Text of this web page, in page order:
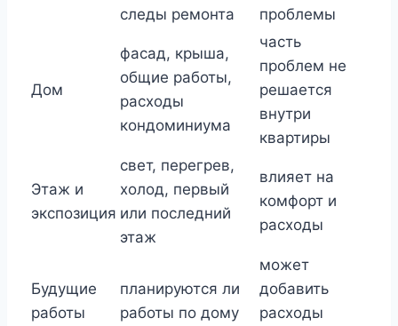
следы ремонта
проблемы
Дом
фасад, крыша,
общие работы,
расходы
кондоминиума
часть
проблем не
решается
внутри
квартиры
Этаж и
экспозиция
свет, перегрев,
холод, первый
или последний
этаж
влияет на
комфорт и
расходы
Будущие
работы
планируются ли
работы по дому
может
добавить
расходы